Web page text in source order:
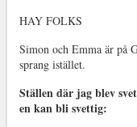
HAY FOLKS
Simon och Emma är på
sprang istället.
Ställen där jag blev
en kan bli svettig: